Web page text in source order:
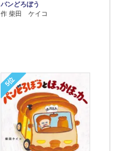
パンどろぼう
作 柴田 ケイコ
5位